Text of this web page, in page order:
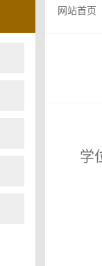
网站首页
学